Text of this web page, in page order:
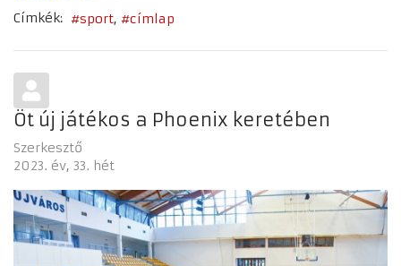
Címkék:
sport címlap
Öt új játékos a Phoenix keretében
Szerkesztő
2023. év 33. hét